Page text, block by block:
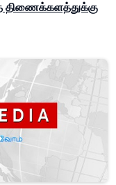
திணைக்களத்துக்கு